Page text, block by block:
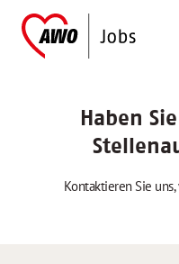
Haben
Kontaktieren Sie